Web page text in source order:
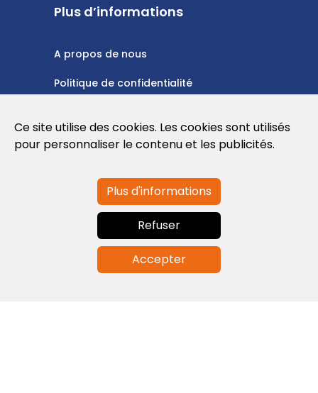
Plus d’informations
A propos de nous
Politique de confidentialité
Conditions d'utilisation
Contactez-nous
info@globalagents.net
Ce site utilise des cookies. Les cookies sont utilisés
pour personnaliser le contenu et les publicités.
Plus d'informations
Refuser
Accepter